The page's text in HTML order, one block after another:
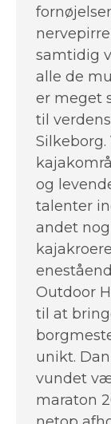
samtidig
alle de
er meget
til
og
talenter
andet
Outdoor
til at
unikt.
vundet
maraton